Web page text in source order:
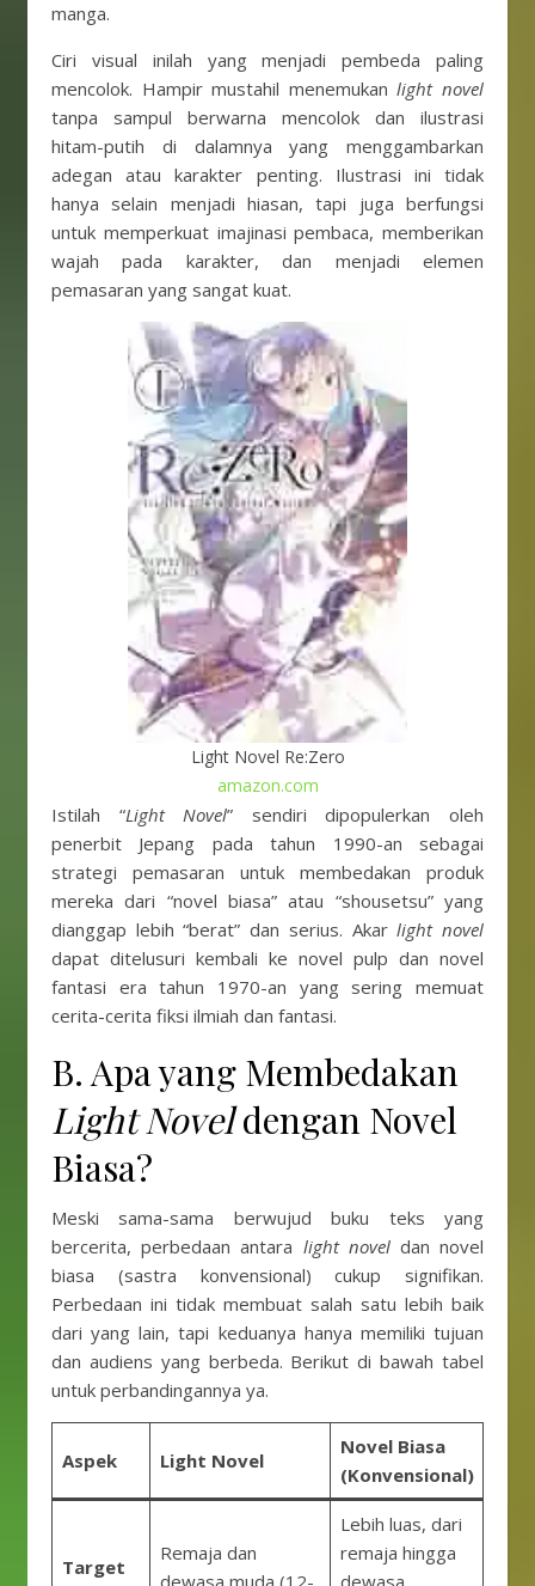
manga.
Ciri visual inilah yang menjadi pembeda paling
mencolok. Hampir mustahil menemukanlight novel
tanpa sampul berwarna mencolok dan ilustrasi
hitam-putih di dalamnya yang menggambarkan
adegan atau karakter penting. Ilustrasi ini tidak
hanya selain menjadi hiasan, tapi juga berfungsi
untuk memperkuat imajinasi pembaca, memberikan
wajah pada karakter, dan menjadi elemen
pemasaran yang sangat kuat.
Light Novel Re:Zero
amazon.com
Istilah “Light Novel” sendiri dipopulerkan oleh
penerbit Jepang pada tahun 1990-an sebagai
strategi pemasaran untuk membedakan produk
mereka dari “novel biasa” atau “shousetsu” yang
dianggap lebih “berat” dan serius. Akarlight novel
dapat ditelusuri kembali ke novel pulp dan novel
fantasi era tahun 1970-an yang sering memuat
cerita-cerita fiksi ilmiah dan fantasi.
B. Apa yang Membedakan
Light Noveldengan Novel
Biasa?
Meski sama-sama berwujud buku teks yang
bercerita, perbedaan antara light noveldan novel
biasa (sastra konvensional) cukup signifikan.
Perbedaan ini tidak membuat salah satu lebih baik
dari yang lain, tapi keduanya hanya memiliki tujuan
dan audiens yang berbeda. Berikut di bawah tabel
untuk perbandingannya ya.
Aspek Light Novel
Novel Biasa
(Konvensional)
Target
Remaja dan
dewasa muda (12-
Lebih luas, dari
remaja hingga
dewasa,